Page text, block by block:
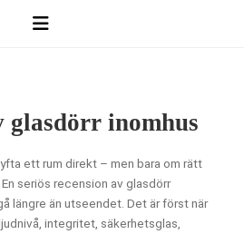
glasdörr inomhus
ett rum direkt – men bara om rätt
seriös recension av glasdörr
längre än utseendet. Det är först när
integritet, säkerhetsglas,